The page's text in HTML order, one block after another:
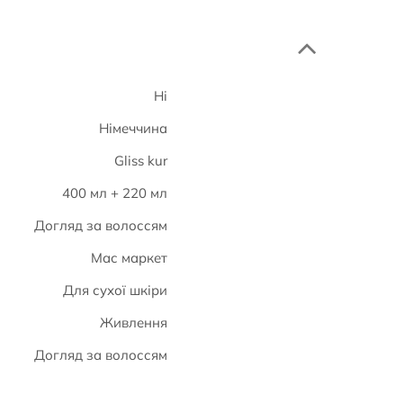
Ні
Німеччина
Gliss kur
400 мл + 220 мл
Догляд за волоссям
Мас маркет
Для сухої шкіри
Живлення
Догляд за волоссям